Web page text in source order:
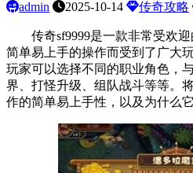
admin 2025-10-14 传奇攻略
传奇sf9999是一款非常受欢迎
简单易上手的操作而受到了广大
玩家可以选择不同的职业角色，
界、打怪升级、组队战斗等等。
作的简单易上手性，以及为什么